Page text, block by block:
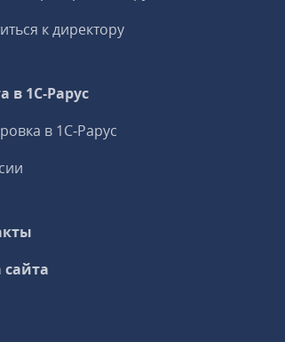
к директору
в 1С‑Рарус
в 1С‑Рарус
сайта